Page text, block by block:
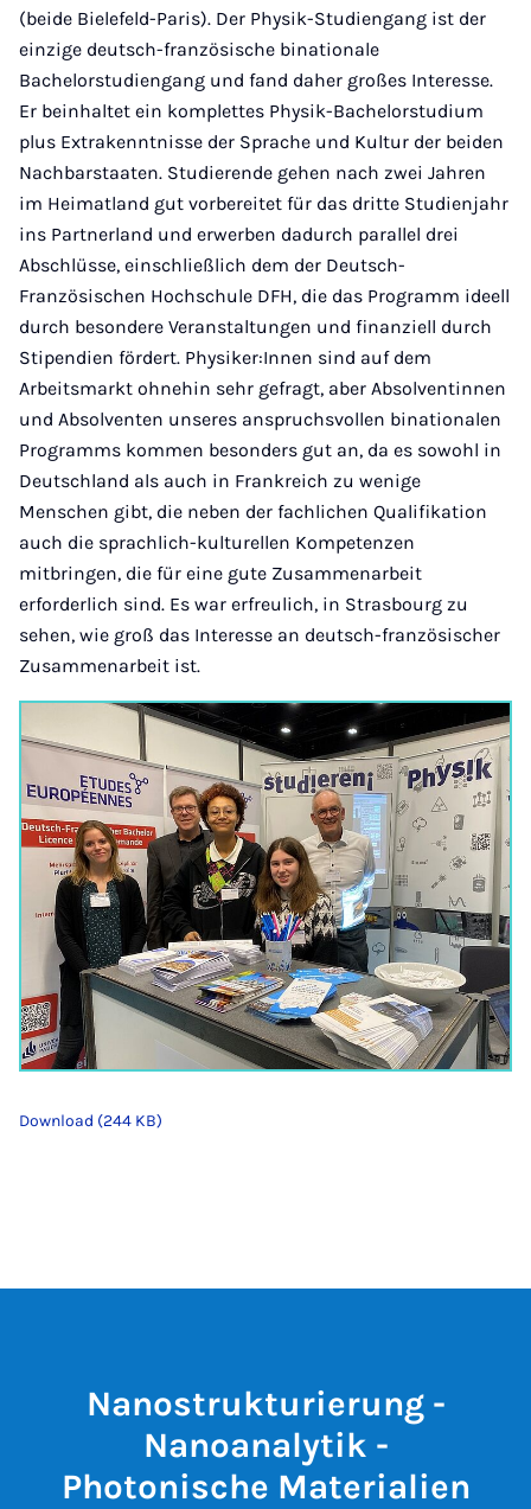
(beide Bielefeld-Paris). Der Physik-Studiengang ist der
einzige deutsch-französische binationale
Bachelorstudiengang und fand daher großes Interesse.
Er beinhaltet ein komplettes Physik-Bachelorstudium
plus Extrakenntnisse der Sprache und Kultur der beiden
Nachbarstaaten. Studierende gehen nach zwei Jahren
im Heimatland gut vorbereitet für das dritte Studienjahr
ins Partnerland und erwerben dadurch parallel drei
Abschlüsse, einschließlich dem der Deutsch-
Französischen Hochschule DFH, die das Programm ideell
durch besondere Veranstaltungen und finanziell durch
Stipendien fördert. Physiker:Innen sind auf dem
Arbeitsmarkt ohnehin sehr gefragt, aber Absolventinnen
und Absolventen unseres anspruchsvollen binationalen
Programms kommen besonders gut an, da es sowohl in
Deutschland als auch in Frankreich zu wenige
Menschen gibt, die neben der fachlichen Qualifikation
auch die sprachlich-kulturellen Kompetenzen
mitbringen, die für eine gute Zusammenarbeit
erforderlich sind. Es war erfreulich, in Strasbourg zu
sehen, wie groß das Interesse an deutsch-französischer
Zusammenarbeit ist.
Download (244 KB)
Nanostrukturierung -
Nanoanalytik -
Photonische Materialien